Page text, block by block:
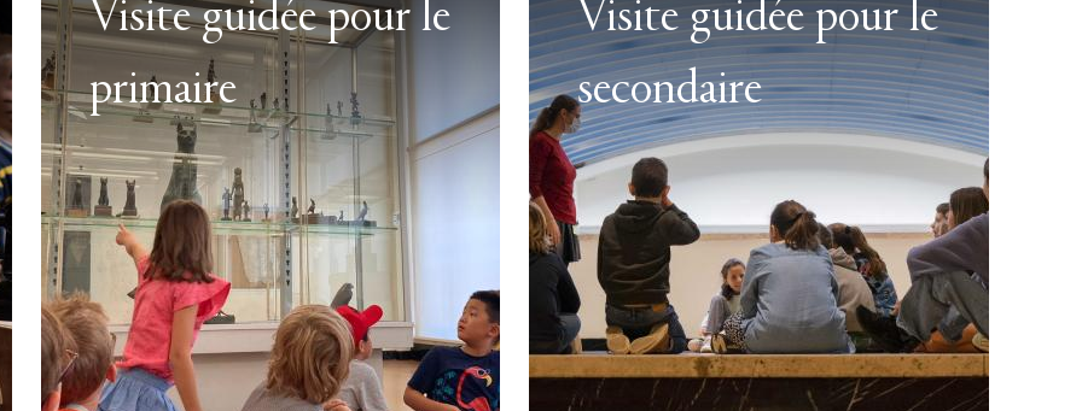
Visite guidée pour le
primaire
Visite guidée pour le
secondaire